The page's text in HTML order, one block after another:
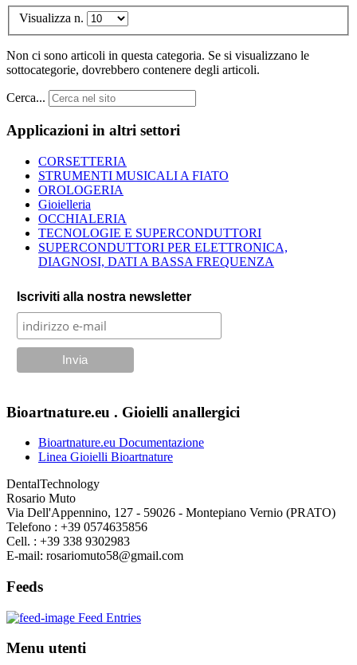
Visualizza n.
Non ci sono articoli in questa categoria. Se si visualizzano le
sottocategorie, dovrebbero contenere degli articoli.
Cerca...
Applicazioni in altri settori
CORSETTERIA
STRUMENTI MUSICALI A FIATO
OROLOGERIA
Gioielleria
OCCHIALERIA
TECNOLOGIE E SUPERCONDUTTORI
SUPERCONDUTTORI PER ELETTRONICA,
DIAGNOSI, DATI A BASSA FREQUENZA
Iscriviti alla nostra newsletter
Bioartnature.eu . Gioielli anallergici
Bioartnature.eu Documentazione
Linea Gioielli Bioartnature
DentalTechnology
Rosario Muto
Via Dell'Appennino, 127 - 59026 - Montepiano Vernio (PRATO)
Telefono : +39 0574635856
Cell. : +39 338 9302983
E-mail: rosariomuto58@gmail.com
Feeds
Feed Entries
Menu utenti